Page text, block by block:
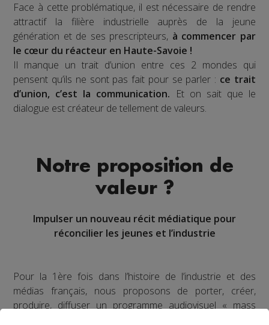
Face à cette problématique, il est nécessaire de rendre
attractif la filière industrielle auprès de la jeune
génération et de ses prescripteurs, à commencer par
le cœur du réacteur en Haute-Savoie !
Il manque un trait d’union entre ces 2 mondes qui
pensent qu’ils ne sont pas fait pour se parler : ce trait
d’union, c’est la communication. Et on sait que le
dialogue est créateur de tellement de valeurs.
Notre proposition de
valeur ?
Impulser un nouveau récit médiatique pour
réconcilier les jeunes et l’industrie
Pour la 1ère fois dans l’histoire de l’industrie et des
médias français, nous proposons de porter, créer,
produire, diffuser un programme audiovisuel « mass